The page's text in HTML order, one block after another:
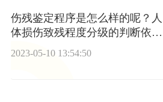
伤残鉴定程序是怎么样的呢？人
体损伤致残程度分级的判断依据
是怎样的？
2023-05-10 13:54:50